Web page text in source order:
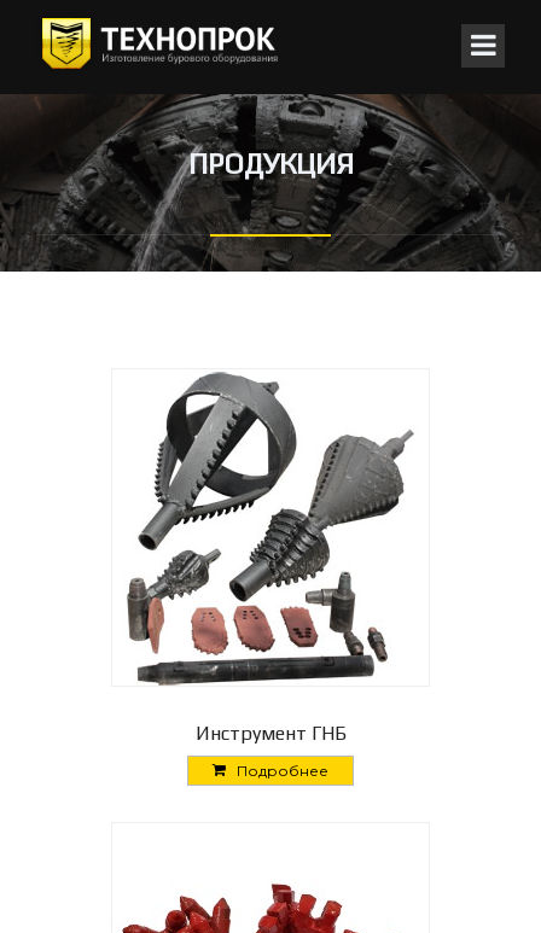
ПРОДУКЦИЯ
Инструмент ГНБ
Подробнее